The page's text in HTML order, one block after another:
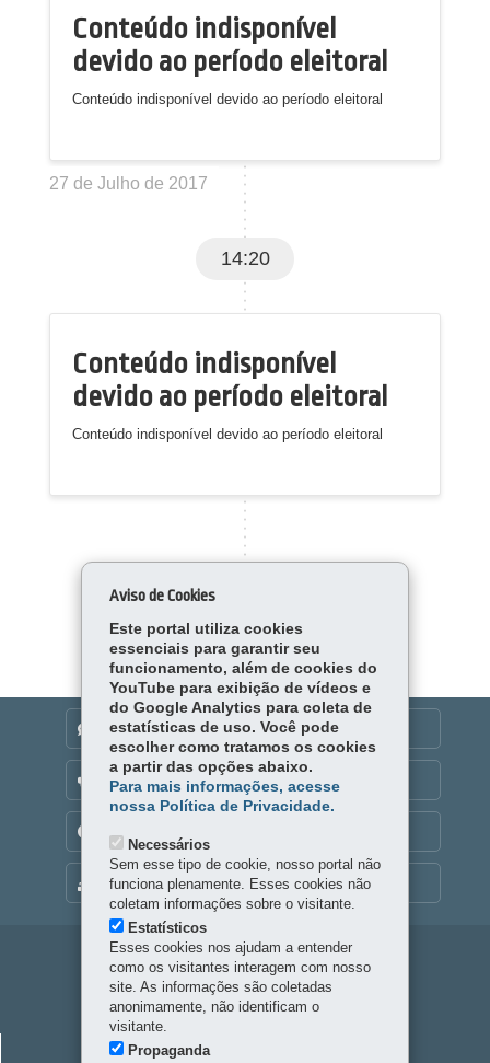
Conteúdo indisponível
devido ao período eleitoral
Conteúdo indisponível devido ao período eleitoral
27 de Julho de 2017
14:20
Conteúdo indisponível
devido ao período eleitoral
Conteúdo indisponível devido ao período eleitoral
MAPA DO SITE
DENUNCIE CORRUPÇÃO
OUVIDORIA
Navegação
principal
FUNDAÇÃO ARAUCÁRIA
Aviso de Cookies
Este portal utiliza cookies
essenciais para garantir seu
funcionamento, além de cookies do
YouTube para exibição de vídeos e
do Google Analytics para coleta de
estatísticas de uso. Você pode
escolher como tratamos os cookies
a partir das opções abaixo.
Para mais informações, acesse
nossa Política de Privacidade.
Necessários
Sem esse tipo de cookie, nosso portal não
funciona plenamente. Esses cookies não
coletam informações sobre o visitante.
Estatísticos
Esses cookies nos ajudam a entender
como os visitantes interagem com nosso
site. As informações são coletadas
anonimamente, não identificam o
visitante.
Propaganda